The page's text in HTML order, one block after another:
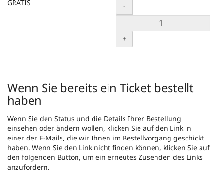
GRATIS
Menge
-
+
Wenn Sie bereits ein Ticket bestellt
haben
Wenn Sie den Status und die Details Ihrer Bestellung
einsehen oder ändern wollen, klicken Sie auf den Link in
einer der E-Mails, die wir Ihnen im Bestellvorgang geschickt
haben. Wenn Sie den Link nicht finden können, klicken Sie auf
den folgenden Button, um ein erneutes Zusenden des Links
anzufordern.